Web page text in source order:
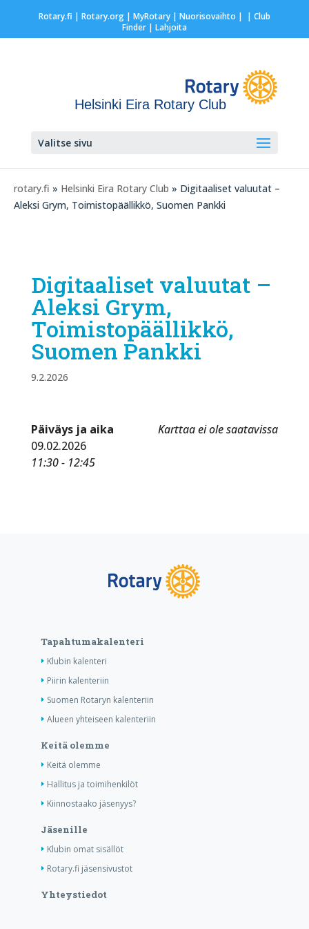
Rotary.fi | Rotary.org| MyRotary | Nuorisovaihto | | Club
Finder| Lahjoita
Helsinki Eira Rotary Club
Valitse sivu
rotary.fi » Helsinki Eira Rotary Club » Digitaaliset valuutat –
Aleksi Grym, Toimistopäällikkö, Suomen Pankki
Digitaaliset valuutat –
Aleksi Grym,
Toimistopäällikkö,
Suomen Pankki
9.2.2026
Karttaa ei ole saatavissa
Päiväys ja aika
09.02.2026
11:30 - 12:45
Tapahtumakalenteri
Klubin kalenteri
Piirin kalenteriin
Suomen Rotaryn kalenteriin
Alueen yhteiseen kalenteriin
Keitä olemme
Keitä olemme
Hallitus ja toimihenkilöt
Kiinnostaako jäsenyys?
Jäsenille
Klubin omat sisällöt
Rotary.fi jäsensivustot
Yhteystiedot